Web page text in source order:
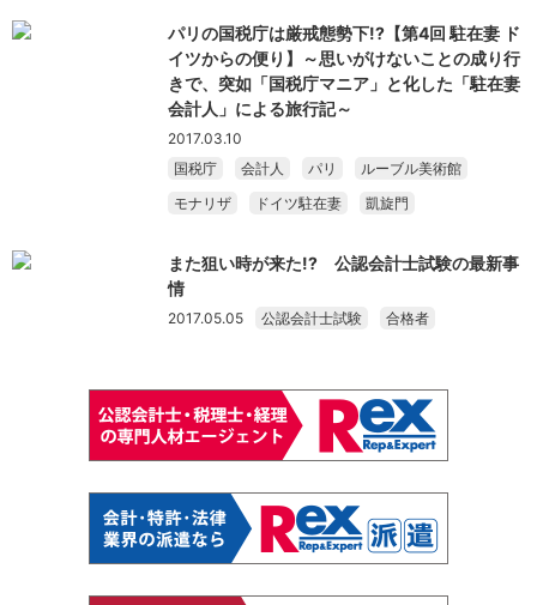
パリの国税庁は厳戒態勢下!?【第4回 駐在妻 ド
イツからの便り】～思いがけないことの成り行
きで、突如「国税庁マニア」と化した「駐在妻
会計人」による旅行記～
2017.03.10
国税庁
会計人 パリ
ルーブル美術館
モナリザ
ドイツ駐在妻 凱旋門
また狙い時が来た!? 公認会計士試験の最新事
情
2017.05.05 公認会計士試験 合格者